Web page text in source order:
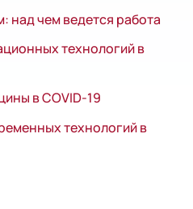
над чем ведется работа
технологий в
в COVID-19
технологий в